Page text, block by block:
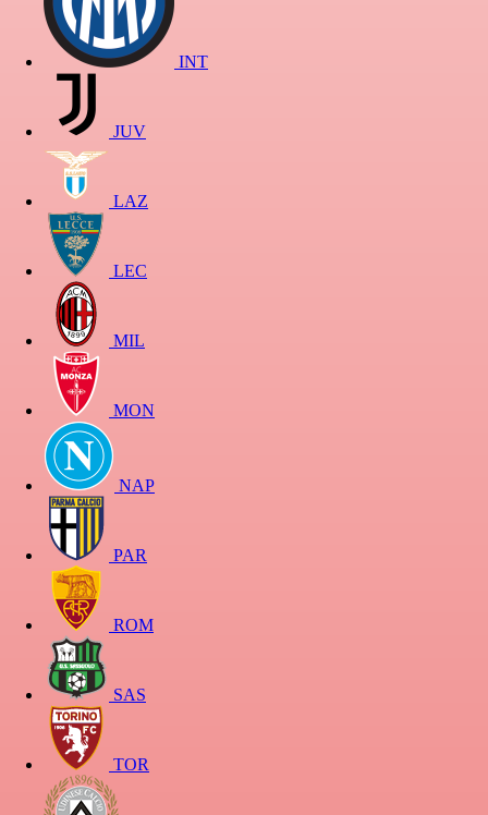
INT
JUV
LAZ
LEC
MIL
MON
NAP
PAR
ROM
SAS
TOR